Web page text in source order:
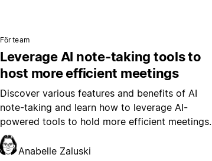
För team
Leverage AI note-taking tools to
host more efficient meetings
Discover various features and benefits of AI
note-taking and learn how to leverage AI-
powered tools to hold more efficient meetings.
Anabelle Zaluski